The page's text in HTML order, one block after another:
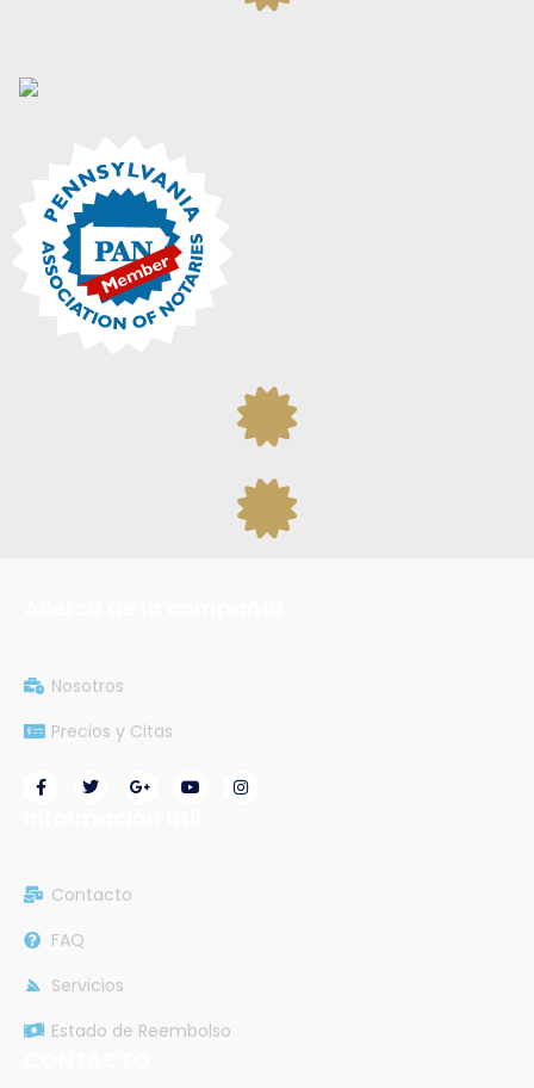
Nosotros
Precios y Citas
Contacto
FAQ
Servicios
Estado de Reembolso